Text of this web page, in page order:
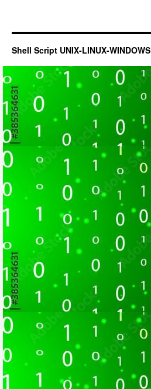
Shell Script UNIX-LINUX-WINDOWS